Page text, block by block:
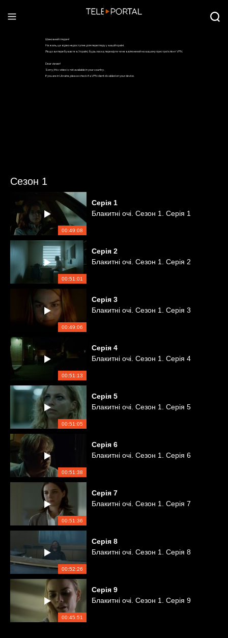
Сезон 1
00:49:08
Серія 1
Блакитні очі. Сезон 1. Серія 1
00:51:01
Серія 2
Блакитні очі. Сезон 1. Серія 2
00:49:06
Серія 3
Блакитні очі. Сезон 1. Серія 3
00:51:13
Серія 4
Блакитні очі. Сезон 1. Серія 4
00:51:05
Серія 5
Блакитні очі. Сезон 1. Серія 5
00:51:38
Серія 6
Блакитні очі. Сезон 1. Серія 6
00:51:36
Серія 7
Блакитні очі. Сезон 1. Серія 7
00:52:26
Серія 8
Блакитні очі. Сезон 1. Серія 8
00:45:51
Серія 9
Блакитні очі. Сезон 1. Серія 9